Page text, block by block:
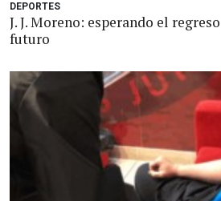
DEPORTES
J. J. Moreno: esperando el
futuro